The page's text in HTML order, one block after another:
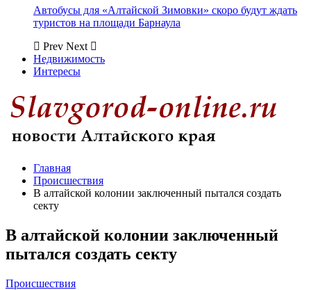
Автобусы для «Алтайской Зимовки» скоро будут ждать
туристов на площади Барнаула
Prev Next
Недвижимость
Интересы
Главная
Происшествия
В алтайской колонии заключенный пытался создать
секту
В алтайской колонии заключенный
пытался создать секту
Происшествия